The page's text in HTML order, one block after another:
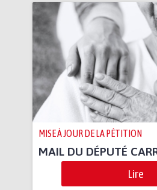
MISE À JOUR DE LA PÉTITION
MAIL DU DÉPUTÉ
Lire